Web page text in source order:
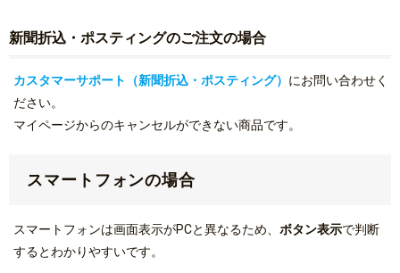
新聞折込・ポスティングのご注文の場合
カスタマーサポート（新聞折込・ポスティング） にお問い合わせく
ださい。
マイページからのキャンセルができない商品です。
スマートフォンの場合
スマートフォンは画面表示がPCと異なるため、 ボタン表示で判断
するとわかりやすいです。